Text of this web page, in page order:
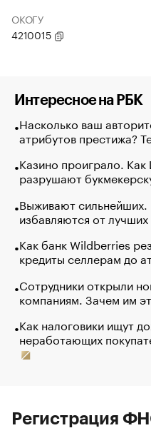
ОКОГУ
4210015
Интересное на РБК
Насколько ваш
атрибутов престижа?
Казино проиграло.
разрушают
Выживают
избавляются от
Как банк Wildberries
кредиты селлерам до
Сотрудники открыли
компаниям. Зачем им
Как налоговики ищут
неработающих
Регистрация